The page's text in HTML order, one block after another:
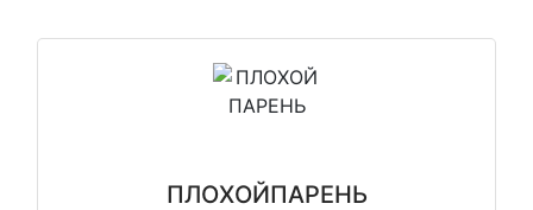
ПЛОХОЙПАРЕНЬ